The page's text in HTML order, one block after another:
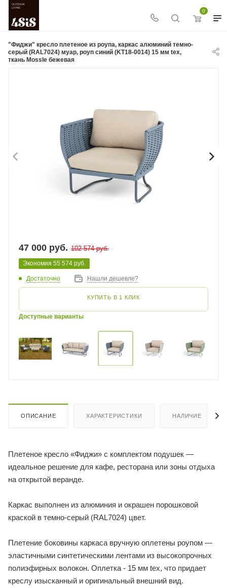
0
"Фиджи" кресло плетеное из роупа, каркас алюминий темно-
серый (RAL7024) муар, роуп синий (KT18-0014) 15 мм tex,
ткань Mossle бежевая
47 000 руб. 102 574руб.
Экономия 55 574 руб.
Достаточно Нашли дешевле?
Доступные варианты
КУПИТЬ В 1 КЛИК
ОПИСАНИЕ ХАРАКТЕРИСТИКИ НАЛИЧИЕ
Плетеное кресло «Фиджи» с комплектом подушек —
идеальное решение для кафе, ресторана или зоны отдыха
на открытой веранде.
Каркас выполнен из алюминия и окрашен порошковой
краской в темно-серый (RAL7024) цвет.
Плетение боковины каркаса вручную оплетены роупом —
эластичными синтетическими лентами из высокопрочных
полиэфирных волокон. Оплетка - 15 мм tex, что придает
креслу изысканный и оригинальный внешний вид.